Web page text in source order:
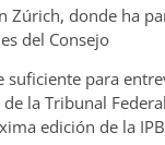
Zúrich, donde ha
del Consejo
para
la Tribunal
edición de la